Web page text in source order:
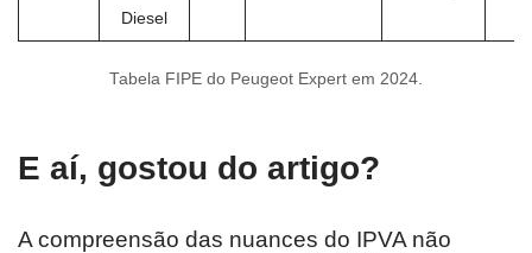
Diesel
Tabela FIPE do Peugeot Expert em 2024.
E aí, gostou do artigo?
A compreensão das nuances do IPVA não